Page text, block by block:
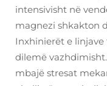
intensivisht në
magnezi shkakton
Inxhinierët e
dilemë
mbajë stresat